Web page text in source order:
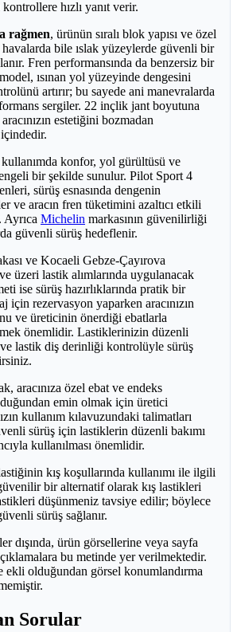
hızlı yanıt verir.
rağmen, ürünün sıralı blok yapısı ve özel
havalarda bile ıslak yüzeylerde güvenli bir
Fren performansında da benzersiz bir
ısınan yol yüzeyinde dengesini
artırır; bu sayede ani manevralarda
sergiler. 22 inçlik jant boyutuna
estetiğini bozmadan
konfor, yol gürültüsü ve
bir şekilde sunulur. Pilot Sport 4
sürüş esnasında dengenin
ve aracın fren tüketimini azaltıcı etkili
Michelin markasının güvenilirliği
güvenli sürüş hedeflenir.
ve Kocaeli Gebze-Çayırova
üzeri lastik alımlarında uygulanacak
ise sürüş hazırlıklarında pratik bir
için rezervasyon yaparken aracınızın
ve üreticinin önerdiği ebatlarla
önemlidir. Lastiklerinizin düzenli
ve lastik diş derinliği kontrolüyle sürüş
aracınıza özel ebat ve endeks
emin olmak için üretici
kullanım kılavuzundaki talimatları
sürüş için lastiklerin düzenli bakımı
kullanılması önemlidir.
kış koşullarında kullanımı ile ilgili
bir alternatif olarak kış lastikleri
düşünmeniz tavsiye edilir; böylece
sürüş sağlanır.
dışında, ürün görsellerine veya sayfa
bu metinde yer verilmektedir.
ekli olduğundan görsel konumlandırma
Sorular